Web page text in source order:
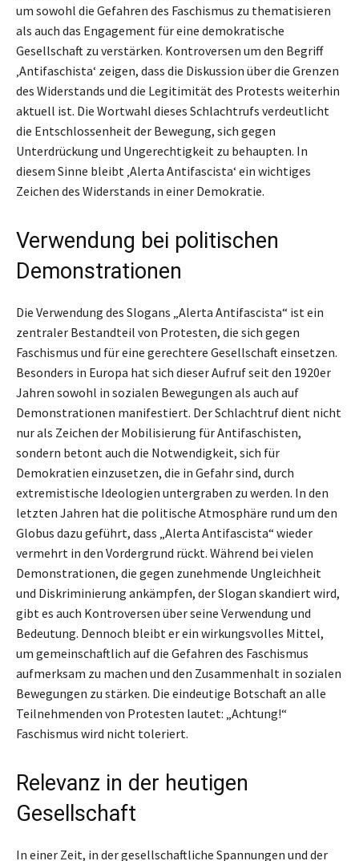
um sowohl die Gefahren des Faschismus zu thematisieren
als auch das Engagement für eine demokratische
Gesellschaft zu verstärken. Kontroversen um den Begriff
‚Antifaschista‘ zeigen, dass die Diskussion über die Grenzen
des Widerstands und die Legitimität des Protests weiterhin
aktuell ist. Die Wortwahl dieses Schlachtrufs verdeutlicht
die Entschlossenheit der Bewegung, sich gegen
Unterdrückung und Ungerechtigkeit zu behaupten. In
diesem Sinne bleibt ‚Alerta Antifascista‘ ein wichtiges
Zeichen des Widerstands in einer Demokratie.
Verwendung bei politischen
Demonstrationen
Die Verwendung des Slogans „Alerta Antifascista“ ist ein
zentraler Bestandteil von Protesten, die sich gegen
Faschismus und für eine gerechtere Gesellschaft einsetzen.
Besonders in Europa hat sich dieser Aufruf seit den 1920er
Jahren sowohl in sozialen Bewegungen als auch auf
Demonstrationen manifestiert. Der Schlachtruf dient nicht
nur als Zeichen der Mobilisierung für Antifaschisten,
sondern betont auch die Notwendigkeit, sich für
Demokratien einzusetzen, die in Gefahr sind, durch
extremistische Ideologien untergraben zu werden. In den
letzten Jahren hat die politische Atmosphäre rund um den
Globus dazu geführt, dass „Alerta Antifascista“ wieder
vermehrt in den Vordergrund rückt. Während bei vielen
Demonstrationen, die gegen zunehmende Ungleichheit
und Diskriminierung ankämpfen, der Slogan skandiert wird,
gibt es auch Kontroversen über seine Verwendung und
Bedeutung. Dennoch bleibt er ein wirkungsvolles Mittel,
um gemeinschaftlich auf die Gefahren des Faschismus
aufmerksam zu machen und den Zusammenhalt in sozialen
Bewegungen zu stärken. Die eindeutige Botschaft an alle
Teilnehmenden von Protesten lautet: „Achtung!“
Faschismus wird nicht toleriert.
Relevanz in der heutigen
Gesellschaft
In einer Zeit, in der gesellschaftliche Spannungen und der